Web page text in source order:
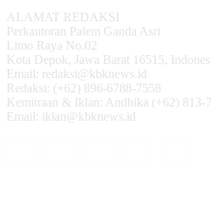
ALAMAT REDAKSI
Perkantoran Palem Ganda Asri
Limo Raya No.02
Kota Depok, Jawa Barat 16515,
Email: redaksi@kbknews.id
Redaksi: (+62) 896-6788-7558
Kemitraan & Iklan: Andhika (+62) 813-
Email: iklan@kbknews.id